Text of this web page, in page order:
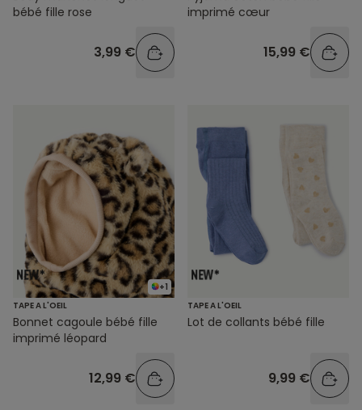
bébé fille rose
3,99 €
imprimé cœur
15,99 €
+1
TAPE A L'OEIL
Bonnet cagoule bébé fille
imprimé léopard
12,99 €
TAPE A L'OEIL
Lot de collants bébé fille
9,99 €